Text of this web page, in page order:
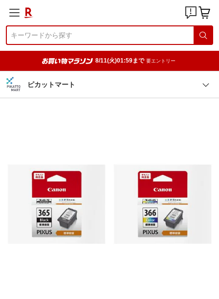
8/11(火)01:59まで 要エントリー
ピカットマート